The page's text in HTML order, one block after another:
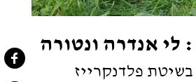
: לי אנדרה ונטורה
פלדנקרייז